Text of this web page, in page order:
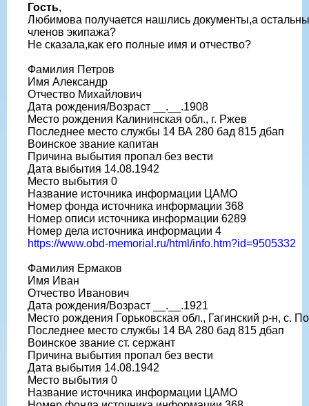
Гость,
Любимова получается нашлись документы,а
членов экипажа?
Не сказала,как его полные имя и отчество?
Фамилия Петров
Имя Александр
Отчество Михайлович
Дата рождения/Возраст __.__.1908
Место рождения Калининская обл., г. Ржев
Последнее место службы 14 ВА 280 бад 815 дбап
Воинское звание капитан
Причина выбытия пропал без вести
Дата выбытия 14.08.1942
Место выбытия 0
Название источника информации ЦАМО
Номер фонда источника информации 368
Номер описи источника информации 6289
Номер дела источника информации 4
https://www.obd-memorial.ru/html/info.htm?id=9505332
Фамилия Ермаков
Имя Иван
Отчество Иванович
Дата рождения/Возраст __.__.1921
Место рождения Горьковская обл., Гагинский р-н, с.
Последнее место службы 14 ВА 280 бад 815 дбап
Воинское звание ст. сержант
Причина выбытия пропал без вести
Дата выбытия 14.08.1942
Место выбытия 0
Название источника информации ЦАМО